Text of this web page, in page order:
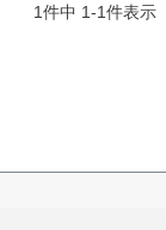
1件中 1-1件表示